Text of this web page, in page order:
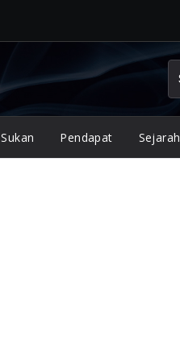
Sukan Pendapat Sejarah